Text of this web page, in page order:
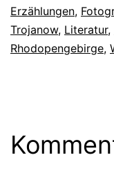
Erzählungen,
Trojanow, Literatur,
Rhodopengebirge,